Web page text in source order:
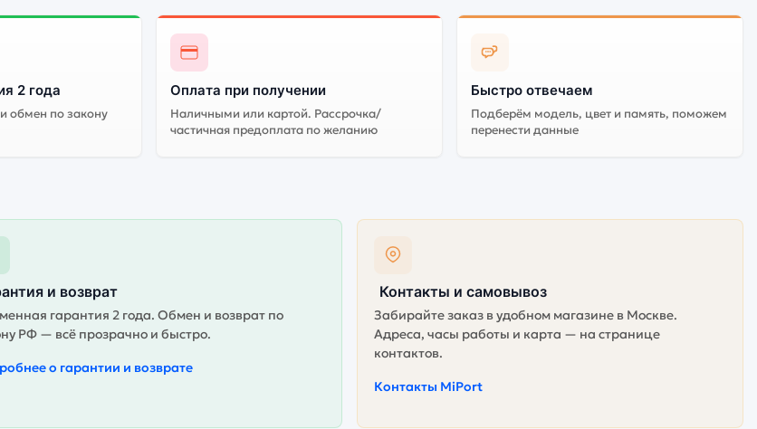
2 года
обмен по закону
Оплата при получении
Наличными или картой. Рассрочка/
частичная предоплата по желанию
Быстро отвечаем
Подберём модель, цвет и память, поможем
перенести данные
и возврат
гарантия 2 года. Обмен и возврат по
РФ — всё прозрачно и быстро.
о гарантии и возврате
Контакты и самовывоз
Забирайте заказ в удобном магазине в Москве.
Адреса, часы работы и карта — на странице
контактов.
Контакты MiPort